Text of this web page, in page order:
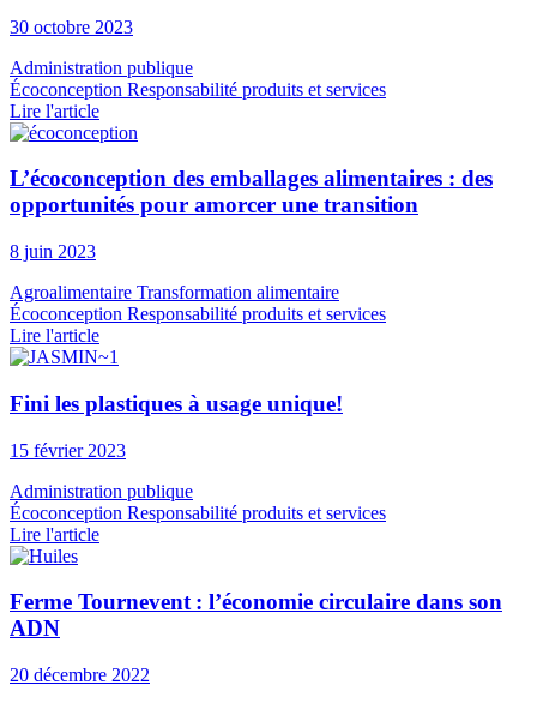
30 octobre 2023
Administration publique
Écoconception Responsabilité produits et services
Lire l'article
L’écoconception des emballages alimentaires : des
opportunités pour amorcer une transition
8 juin 2023
Agroalimentaire Transformation alimentaire
Écoconception Responsabilité produits et services
Lire l'article
Fini les plastiques à usage unique!
15 février 2023
Administration publique
Écoconception Responsabilité produits et services
Lire l'article
Ferme Tournevent : l’économie circulaire dans son
ADN
20 décembre 2022